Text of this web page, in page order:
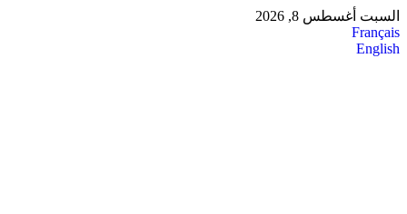
Skip
to
content
السبت أغسطس 8, 2026
Français
English